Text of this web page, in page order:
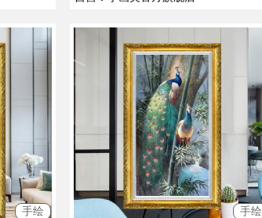
手绘 手绘